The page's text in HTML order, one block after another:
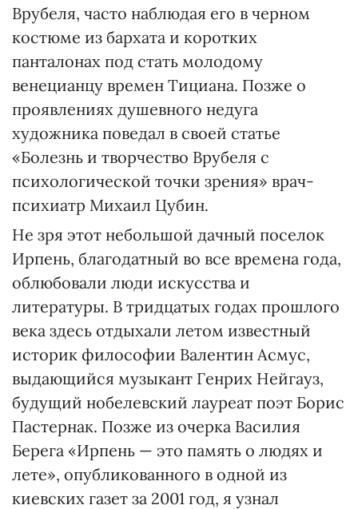
Врубеля, часто наблюдая его в черном
костюме из бархата и коротких
панталонах под стать молодому
венецианцу времен Тициана. Позже о
проявлениях душевного недуга
художника поведал в своей статье
«Болезнь и творчество Врубеля с
психологической точки зрения» врач-
психиатр Михаил Цубин.
Не зря этот небольшой дачный поселок
Ирпень, благодатный во все времена года,
облюбовали люди искусства и
литературы. В тридцатых годах прошлого
века здесь отдыхали летом известный
историк философии Валентин Асмус,
выдающийся музыкант Генрих Нейгауз,
будущий нобелевский лауреат поэт Борис
Пастернак. Позже из очерка Василия
Берега «Ирпень — это память о людях и
лете», опубликованного в одной из
киевских газет за 2001 год, я узнал